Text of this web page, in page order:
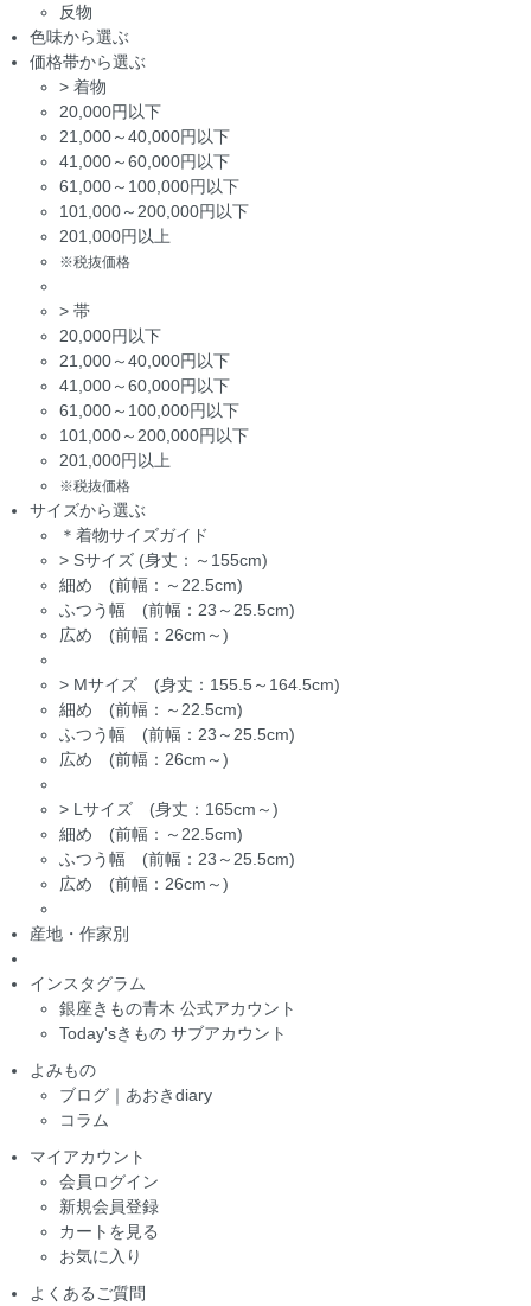
反物
色味から選ぶ
価格帯から選ぶ
> 着物
20,000円以下
21,000～40,000円以下
41,000～60,000円以下
61,000～100,000円以下
101,000～200,000円以下
201,000円以上
※税抜価格
> 帯
20,000円以下
21,000～40,000円以下
41,000～60,000円以下
61,000～100,000円以下
101,000～200,000円以下
201,000円以上
※税抜価格
サイズから選ぶ
＊着物サイズガイド
> Sサイズ (身丈：～155cm)
細め (前幅：～22.5cm)
ふつう幅 (前幅：23～25.5cm)
広め (前幅：26cm～)
> Mサイズ (身丈：155.5～164.5cm)
細め (前幅：～22.5cm)
ふつう幅 (前幅：23～25.5cm)
広め (前幅：26cm～)
> Lサイズ (身丈：165cm～)
細め (前幅：～22.5cm)
ふつう幅 (前幅：23～25.5cm)
広め (前幅：26cm～)
産地・作家別
インスタグラム
銀座きもの青木 公式アカウント
Today'sきもの サブアカウント
よみもの
ブログ｜あおきdiary
コラム
マイアカウント
会員ログイン
新規会員登録
カートを見る
お気に入り
よくあるご質問